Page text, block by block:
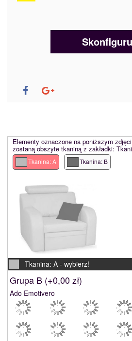
Elementy oznaczone na poniższym
zostaną obszyte tkaniną z zakładki:
Tkanina: A Tkanina: B
Tkanina: A - wybierz!
Grupa B (+0,00 zł)
Ado Emotivero